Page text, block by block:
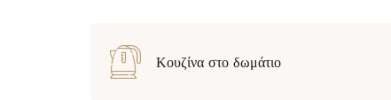
Κουζίνα στο δωμάτιο